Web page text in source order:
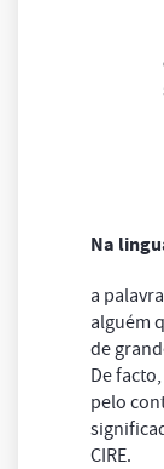
Na
a
alguém
de
De
pelo
CIRE.